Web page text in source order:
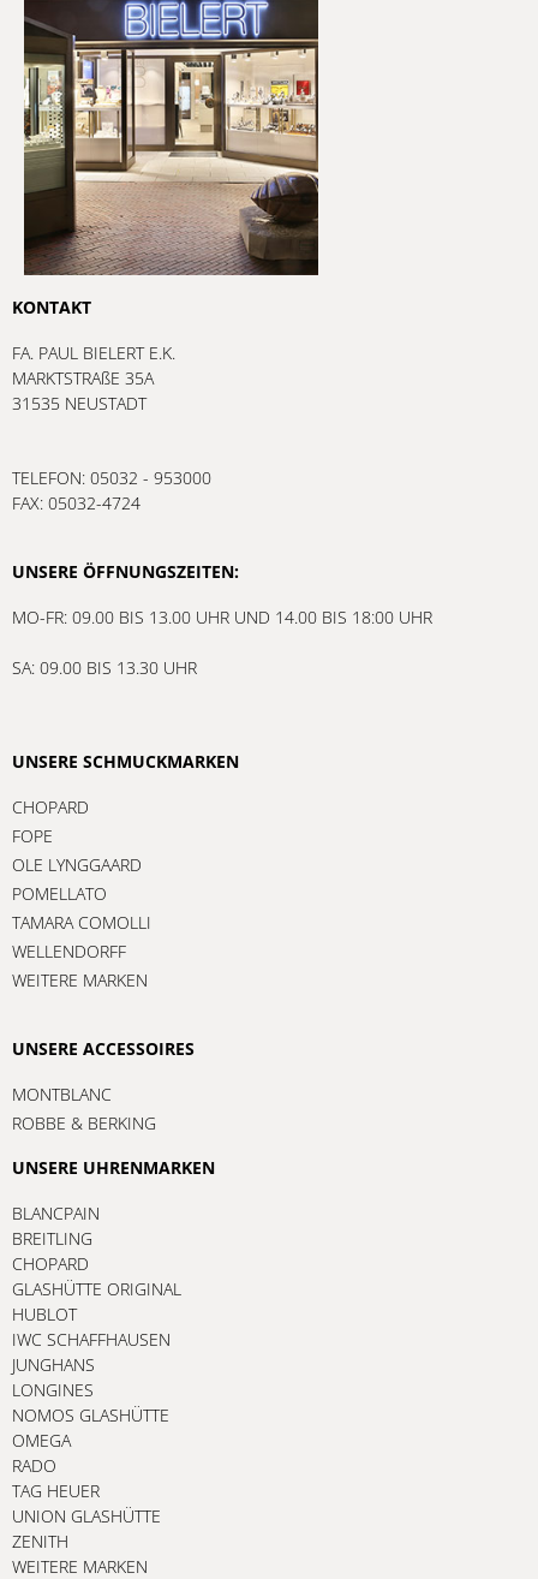
KONTAKT
FA. PAUL BIELERT E.K.
MARKTSTRAßE 35A
31535 NEUSTADT
TELEFON: 05032 - 953000
FAX: 05032-4724
UNSERE ÖFFNUNGSZEITEN:
MO-FR: 09.00 BIS 13.00 UHR UND 14.00 BIS 18:00 UHR
SA: 09.00 BIS 13.30 UHR
UNSERE SCHMUCKMARKEN
CHOPARD
FOPE
OLE LYNGGAARD
POMELLATO
TAMARA COMOLLI
WELLENDORFF
WEITERE MARKEN
UNSERE ACCESSOIRES
MONTBLANC
ROBBE & BERKING
UNSERE UHRENMARKEN
BLANCPAIN
BREITLING
CHOPARD
GLASHÜTTE ORIGINAL
HUBLOT
IWC SCHAFFHAUSEN
JUNGHANS
LONGINES
NOMOS GLASHÜTTE
OMEGA
RADO
TAG HEUER
UNION GLASHÜTTE
ZENITH
WEITERE MARKEN